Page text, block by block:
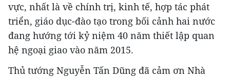
vực, nhất là về chính trị, kinh tế, hợp tác phát
triển, giáo dục-đào tạo trong bối cảnh hai nước
đang hướng tới kỷ niệm 40 năm thiết lập quan
hệ ngoại giao vào năm 2015.
Thủ tướng Nguyễn Tấn Dũng đã cảm ơn Nhà